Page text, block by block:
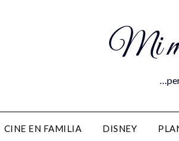
Mi
CINE EN FAMILIA DISNEY